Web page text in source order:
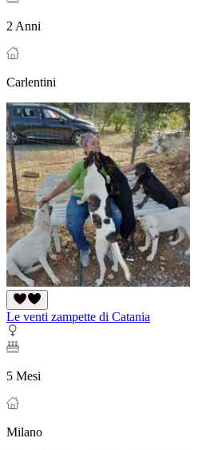
2 Anni
Carlentini
Le venti zampette di Catania
5 Mesi
Milano